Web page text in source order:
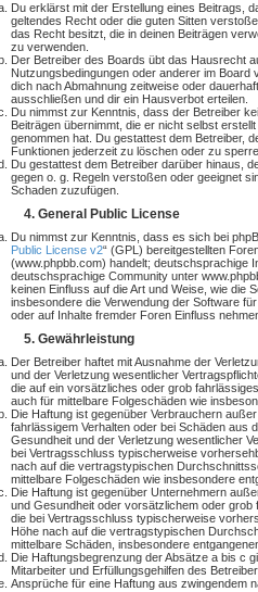
Du erklärst mit der Erstellung eines Beitrags,
geltendes Recht oder die guten Sitten
das Recht besitzt, die in deinen Beiträgen
zu verwenden.
Der Betreiber des Boards übt das Hausrecht
Nutzungsbedingungen oder anderer im
dich nach Abmahnung zeitweise oder
ausschließen und dir ein Hausverbot erteilen.
Du nimmst zur Kenntnis, dass der Betreiber
Beiträgen übernimmt, die er nicht selbst
genommen hat. Du gestattest dem Betreiber,
Funktionen jederzeit zu löschen oder zu
Du gestattest dem Betreiber darüber hinaus,
gegen o. g. Regeln verstoßen oder geeignet
Schaden zuzufügen.
4. General Public License
Du nimmst zur Kenntnis, dass es sich bei
Public License v2“ (GPL) bereitgestellten
(www.phpbb.com) handelt; deutschsprachige
deutschsprachige Community unter
keinen Einfluss auf die Art und Weise, wie die
insbesondere die Verwendung der Software
oder auf Inhalte fremder Foren Einfluss
5. Gewährleistung
Der Betreiber haftet mit Ausnahme der
und der Verletzung wesentlicher
die auf ein vorsätzliches oder grob
auch für mittelbare Folgeschäden wie
Die Haftung ist gegenüber Verbrauchern
fahrlässigem Verhalten oder bei Schäden aus
Gesundheit und der Verletzung wesentlicher
bei Vertragsschluss typischerweise
nach auf die vertragstypischen
mittelbare Folgeschäden wie insbesondere
Die Haftung ist gegenüber Unternehmern
und Gesundheit oder vorsätzlichem oder
die bei Vertragsschluss typischerweise
Höhe nach auf die vertragstypischen
mittelbare Schäden, insbesondere
Die Haftungsbegrenzung der Absätze a bis c
Mitarbeiter und Erfüllungsgehilfen des
Ansprüche für eine Haftung aus zwingendem